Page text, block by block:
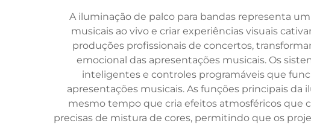
A iluminação de palco para bandas representa
musicais ao vivo e criar experiências visuais
produções profissionais de concertos,
emocional das apresentações musicais. Os
inteligentes e controles programáveis que
apresentações musicais. As funções principais
mesmo tempo que cria efeitos atmosféricos que
precisas de mistura de cores, permitindo que os